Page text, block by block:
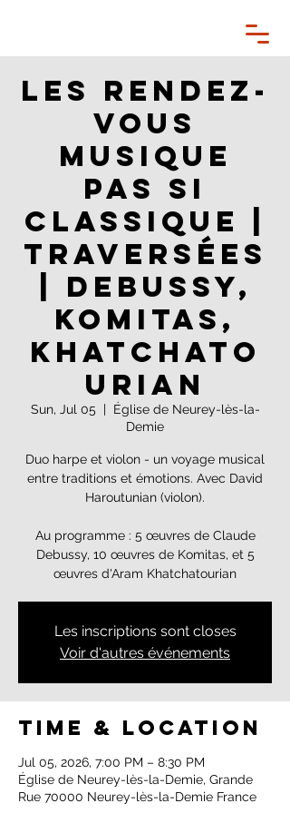
Les Rendez-
vous
musique
pas si
classique |
Traversées
| Debussy,
Komitas,
Khatchato
urian
Sun, Jul 05
  |
Église de Neurey-lès-la-
Demie
Duo harpe et violon - un voyage musical
entre traditions et émotions. Avec David
Haroutunian (violon).
Au programme : 5 œuvres de Claude
Debussy, 10 œuvres de Komitas, et 5
œuvres d'Aram Khatchatourian
Les inscriptions sont closes
Voir d'autres événements
Time & Location
Jul 05, 2026, 7:00 PM – 8:30 PM
Église de Neurey-lès-la-Demie, Grande
Rue 70000 Neurey-lès-la-Demie France